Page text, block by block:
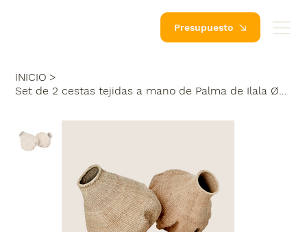
Presupuesto
INICIO >